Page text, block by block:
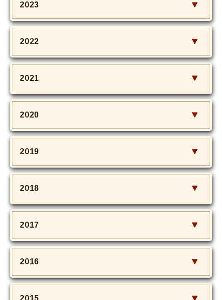
2023
2022
2021
2020
2019
2018
2017
2016
DOWNLOAD
SHIHO’s Q&A